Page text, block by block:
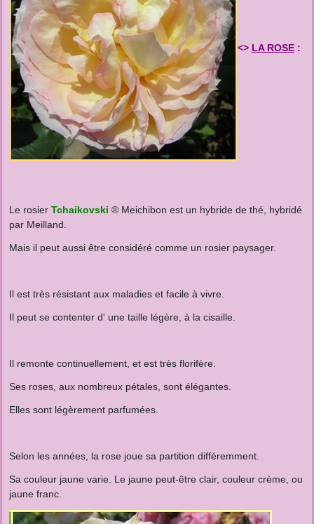
<> LA ROSE :
Le rosier Tchaikovski ® Meichibon est un hybride de thé, hybridé
par Meilland.
Mais il peut aussi être considéré comme un rosier paysager.
Il est très résistant aux maladies et facile à vivre.
Il peut se contenter d' une taille légère, à la cisaille.
Il remonte continuellement, et est très florifère.
Ses roses, aux nombreux pétales, sont élégantes.
Elles sont légèrement parfumées.
Selon les années, la rose joue sa partition différemment.
Sa couleur jaune varie. Le jaune peut-être clair, couleur crème, ou
jaune franc.